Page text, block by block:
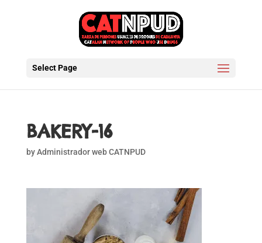
Select Page
BAKERY-16
byAdministrador web CATNPUD